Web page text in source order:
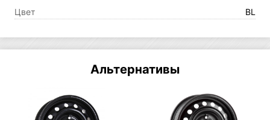
Цвет BL
Альтернативы